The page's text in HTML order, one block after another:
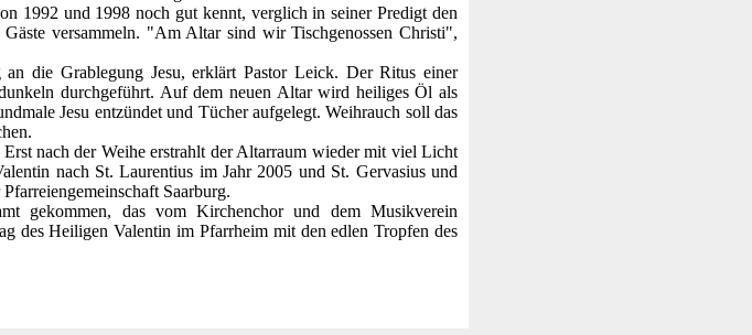
1992 und 1998 noch gut kennt, verglich in seiner Predigt den
versammeln. "Am Altar sind wir Tischgenossen Christi",
die Grablegung Jesu, erklärt Pastor Leick. Der Ritus einer
durchgeführt. Auf dem neuen Altar wird heiliges Öl als
Jesu entzündet und Tücher aufgelegt. Weihrauch soll das
nach der Weihe erstrahlt der Altarraum wieder mit viel Licht
nach St. Laurentius im Jahr 2005 und St. Gervasius und
Saarburg.
gekommen, das vom Kirchenchor und dem Musikverein
des Heiligen Valentin im Pfarrheim mit den edlen Tropfen des